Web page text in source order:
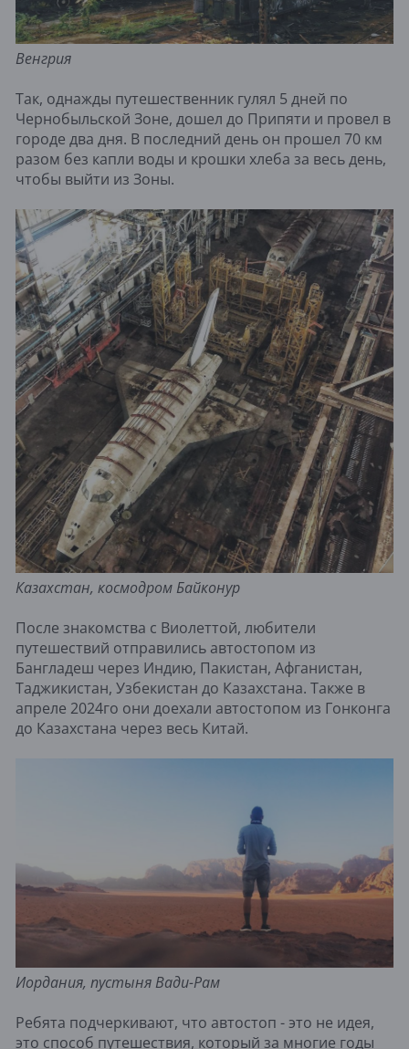
Венгрия
Так, однажды путешественник гулял 5 дней по
Чернобыльской Зоне, дошел до Припяти и провел в
городе два дня. В последний день он прошел 70 км
разом без капли воды и крошки хлеба за весь день,
чтобы выйти из Зоны.
Казахстан, космодром Байконур
После знакомства с Виолеттой, любители
путешествий отправились автостопом из
Бангладеш через Индию, Пакистан, Афганистан,
Таджикистан, Узбекистан до Казахстана. Также в
апреле 2024го они доехали автостопом из Гонконга
до Казахстана через весь Китай.
Иордания, пустыня Вади-Рам
Ребята подчеркивают, что автостоп - это не идея,
это способ путешествия, который за многие годы